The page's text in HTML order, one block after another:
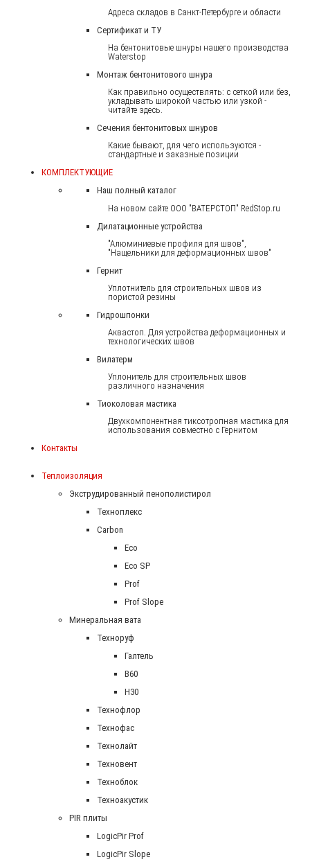
Адреса складов в Санкт-Петербурге и области
Сертификат и ТУ
На бентонитовые шнуры нашего производства
Waterstop
Монтаж бентонитового шнура
Как правильно осуществлять: с сеткой или без,
укладывать широкой частью или узкой -
читайте здесь.
Сечения бентонитовых шнуров
Какие бывают, для чего используются -
стандартные и заказные позиции
КОМПЛЕКТУЮЩИЕ
Наш полный каталог
На новом сайте ООО "ВАТЕРСТОП" RedStop.ru
Дилатационные устройства
"Алюминиевые профиля для швов",
"Нащельники для деформационных швов"
Гернит
Уплотнитель для строительных швов из
пористой резины
Гидрошпонки
Аквастоп. Для устройства деформационных и
технологических швов
Вилатерм
Уплонитель для строительных швов
различного назначения
Тиоколовая мастика
Двухкомпонентная тиксотропная мастика для
использования совместно с Гернитом
Контакты
Теплоизоляция
Экструдированный пенополистирол
Техноплекс
Carbon
Eco
Eco SP
Prof
Prof Slope
Минеральная вата
Техноруф
Галтель
В60
Н30
Технофлор
Технофас
Технолайт
Техновент
Техноблок
Техноакустик
PIR плиты
LogicPir Prof
LogicPir Slope